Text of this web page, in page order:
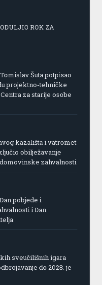
ROK ZA
Šuta potpisao
projektno-tehničke
za starije osobe
kazališta i vatromet
obilježavanje
zahvalnosti
pobjede i
i Dan
sveučilišnih igara
do 2028. je